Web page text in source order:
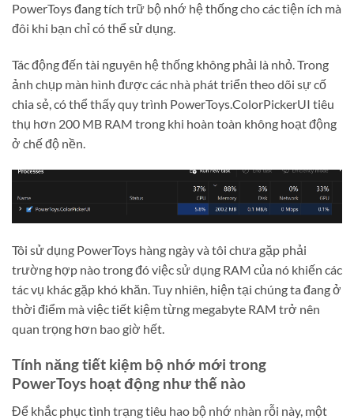
PowerToys đang tích trữ bộ nhớ hệ thống cho các tiện ích mà
đôi khi bạn chỉ có thể sử dụng.
Tác động đến tài nguyên hệ thống không phải là nhỏ. Trong
ảnh chụp màn hình được các nhà phát triển theo dõi sự cố
chia sẻ, có thể thấy quy trình PowerToys.ColorPickerUI tiêu
thụ hơn 200 MB RAM trong khi hoàn toàn không hoạt động
ở chế độ nền.
Tôi sử dụng PowerToys hàng ngày và tôi chưa gặp phải
trường hợp nào trong đó việc sử dụng RAM của nó khiến các
tác vụ khác gặp khó khăn. Tuy nhiên, hiện tại chúng ta đang ở
thời điểm mà việc tiết kiệm từng megabyte RAM trở nên
quan trọng hơn bao giờ hết.
Tính năng tiết kiệm bộ nhớ mới trong
PowerToys hoạt động như thế nào
Để khắc phục tình trạng tiêu hao bộ nhớ nhàn rỗi này, một